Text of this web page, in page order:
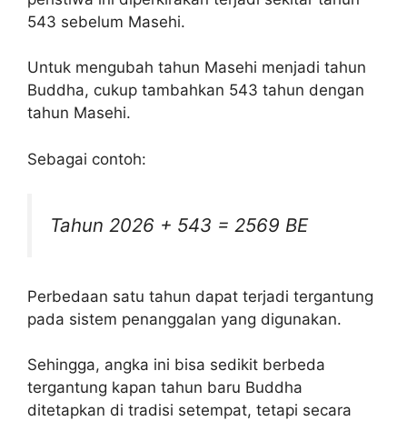
543 sebelum Masehi.
Untuk mengubah tahun Masehi menjadi tahun
Buddha, cukup tambahkan 543 tahun dengan
tahun Masehi.
Sebagai contoh:
Tahun 2026 + 543 = 2569 BE
Perbedaan satu tahun dapat terjadi tergantung
pada sistem penanggalan yang digunakan.
Sehingga, angka ini bisa sedikit berbeda
tergantung kapan tahun baru Buddha
ditetapkan di tradisi setempat, tetapi secara